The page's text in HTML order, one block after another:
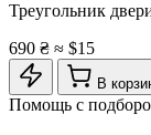
Треугольник
690 ₴ ≈ $15
В
Помощь с